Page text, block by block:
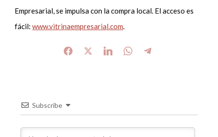
Empresarial, se impulsa con la compra local. El acceso es
fácil:www.vitrinaempresarial.com.
Subscribe